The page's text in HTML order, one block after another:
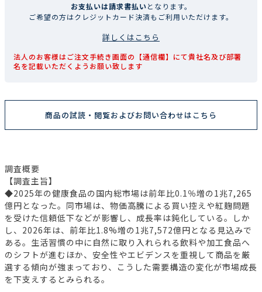
お支払いは請求書払いとなります。
ご希望の方はクレジットカード決済もご利用いただけます。
詳しくはこちら
法人のお客様はご注文手続き画面の【通信欄】にて貴社名及び部署
名を記載いただくようお願い致します
商品の試読・閲覧およびお問い合わせはこちら
調査概要
【調査主旨】
◆2025年の健康食品の国内総市場は前年比0.1％増の1兆7,265
億円となった。同市場は、物価高騰による買い控えや紅麹問題
を受けた信頼低下などが影響し、成長率は鈍化している。しか
し、2026年は、前年比1.8%増の1兆7,572億円となる見込みで
ある。生活習慣の中に自然に取り入れられる飲料や加工食品へ
のシフトが進むほか、安全性やエビデンスを重視して商品を厳
選する傾向が強まっており、こうした需要構造の変化が市場成長
を下支えするとみられる。